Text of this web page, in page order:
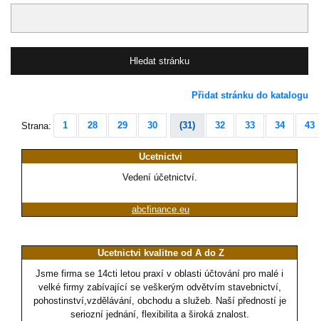
Přidat stránku do katalogu
Strana: 1 28 29 30 (31) 32 33 34 43
Ucetnictvi
Vedení účetnictví.
abcfinance.eu
Ucetnictvi kvalitne od A do Z
Jsme firma se 14cti letou praxí v oblasti účtování pro malé i
velké firmy zabívající se veškerým odvětvím stavebnictví,
pohostinství,vzdělávání, obchodu a služeb. Naší předností je
seriozní jednání, flexibilita a široká znalost.